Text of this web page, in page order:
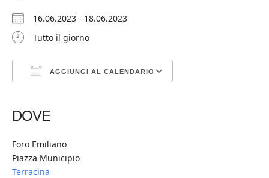
16.06.2023 - 18.06.2023
Tutto il giorno
AGGIUNGI AL CALENDARIO
DOVE
Foro Emiliano
Piazza Municipio
Terracina